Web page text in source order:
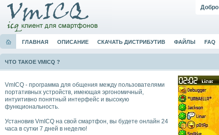
ГЛАВНАЯ ОПИСАНИЕ СКАЧАТЬ ДИСТРИБУТИВ ФАЙЛЫ FAQ
ЧТО ТАКОЕ VMICQ ?
VmICQ - программа для общения между пользователями
портативных устройств, имеющая эргономичный,
интуитивно понятный интерфейс и высокую
функциональность.
Установив VmICQ на свой смартфон, вы будете онлайн 24
часа в сутки 7 дней в неделю!